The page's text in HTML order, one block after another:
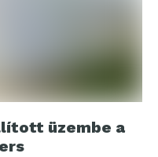
üzembe a